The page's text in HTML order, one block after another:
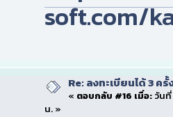
soft.com/
Re: ลงทะเบียนได้ 3 ค
« ตอบกลับ #16 เมื่อ:วันที่
น. »